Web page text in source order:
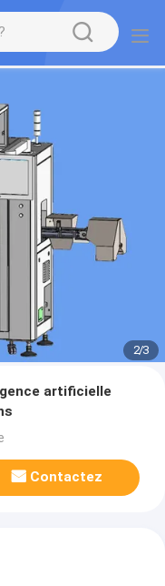
2/3
artificielle
Contactez